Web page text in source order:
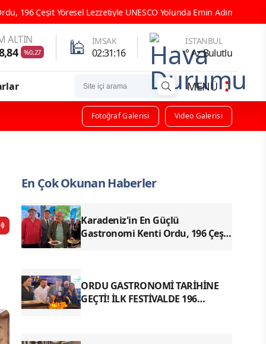
Yolunda Emin Adımlarla İlerliyor ORDU
ALTIN
%0,27 🕌 İMSAK
02:31:14
İSTANBUL
° Az Bulutlu
MENÜ
Fotoğraf Galerisi Video Galerisi
En Çok Okunan Haberler
Karadeniz'in En Güçlü
Gastronomi Kenti Ordu, 196 Çeşit
ORDU GASTRONOMİ TARİHİNE
GEÇTİ! İLK FESTİVALDE 196